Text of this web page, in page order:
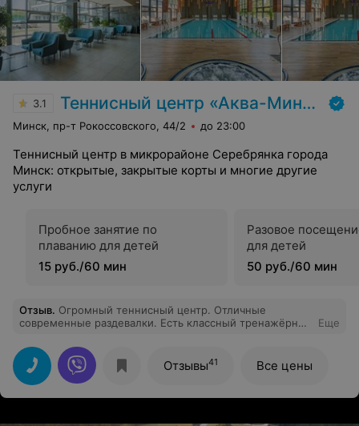
3.1 Теннисный центр «Аква-Минск»
Минск, пр-т Рокоссовского, 44/2 до 23:00
Теннисный центр в микрорайоне Серебрянка города
Минск: открытые, закрытые корты и многие другие
услуги
Пробное занятие по
плаванию для детей
15 руб./60 мин
Разовое
для детей
50 руб./60 мин
Отзыв. Огромный теннисный центр. Отличные
современные раздевалки. Есть классный тренажёрный
корты. Персонал очень доброжелательный, видно, что
люди стараются. Короче, отлично!!
Еще
Отзывы41 Все цены